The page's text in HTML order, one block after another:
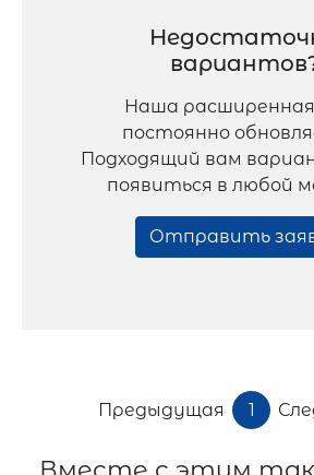
Наша
постоянно
Подходящий вам
появиться в любой
Отправить
Предыдущая 1